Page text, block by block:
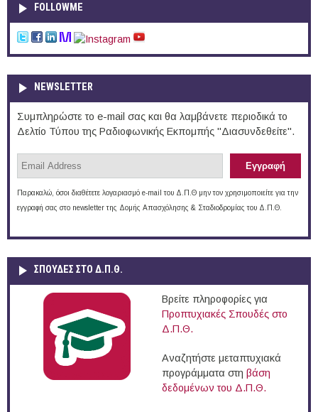
FOLLOWME
NEWSLETTER
Συμπληρώστε το e-mail σας και θα λαμβάνετε περιοδικά το
Δελτίο Τύπου της Ραδιοφωνικής Εκπομπής "Διασυνδεθείτε".
Παρακαλώ, όσοι διαθέτετε λογαριασμό e-mail του Δ.Π.Θ μην τον χρησιμοποιείτε για την
εγγραφή σας στο newsletter της Δομής Απασχόλησης & Σταδιοδρομίας του Δ.Π.Θ.
ΣΠΟΥΔΈΣ ΣΤΟ Δ.Π.Θ.
Βρείτε πληροφορίες για
Προπτυχιακές Σπουδές στο
Δ.Π.Θ.
Αναζητήστε μεταπτυχιακά
προγράμματα στη βάση
δεδομένων του Δ.Π.Θ.